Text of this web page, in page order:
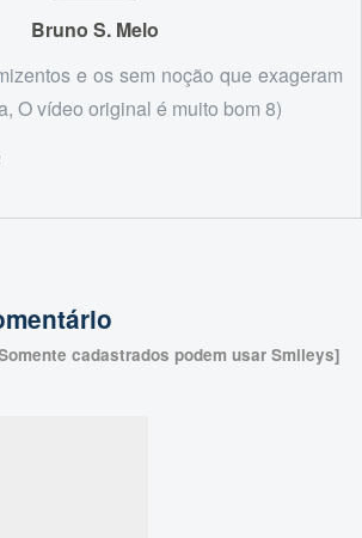
Bruno S. Melo
e os sem noção que exageram
O vídeo original é muito bom 8)
cadastrados podem usar Smileys]